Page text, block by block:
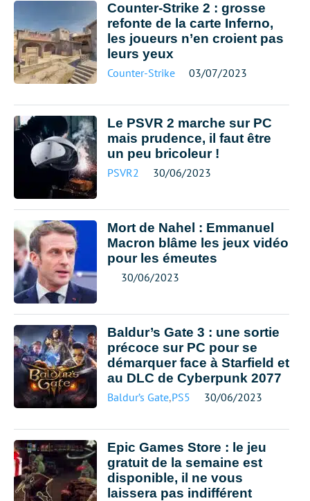
Counter-Strike 2 : grosse
refonte de la carte Inferno,
les joueurs n’en croient pas
leurs yeux
Counter-Strike 03/07/2023
Le PSVR 2 marche sur PC
mais prudence, il faut être
un peu bricoleur !
PSVR2 30/06/2023
Mort de Nahel : Emmanuel
Macron blâme les jeux vidéo
pour les émeutes
30/06/2023
Baldur’s Gate 3 : une sortie
précoce sur PC pour se
démarquer face à Starfield et
au DLC de Cyberpunk 2077
Baldur’s Gate,PS5 30/06/2023
Epic Games Store : le jeu
gratuit de la semaine est
disponible, il ne vous
laissera pas indifférent